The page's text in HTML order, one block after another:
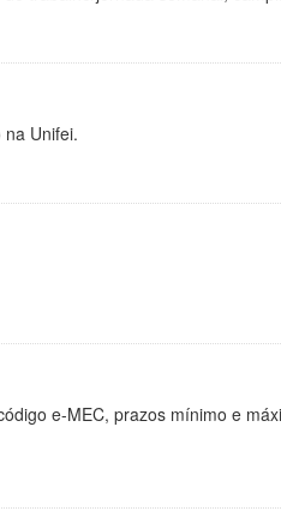
Unifei.
e-MEC, prazos mínimo e